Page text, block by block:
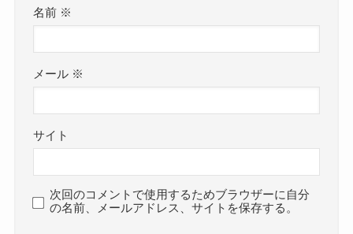
名前 ※
メール ※
サイト
次回のコメントで使用するためブラウザーに自分
の名前、メールアドレス、サイトを保存する。